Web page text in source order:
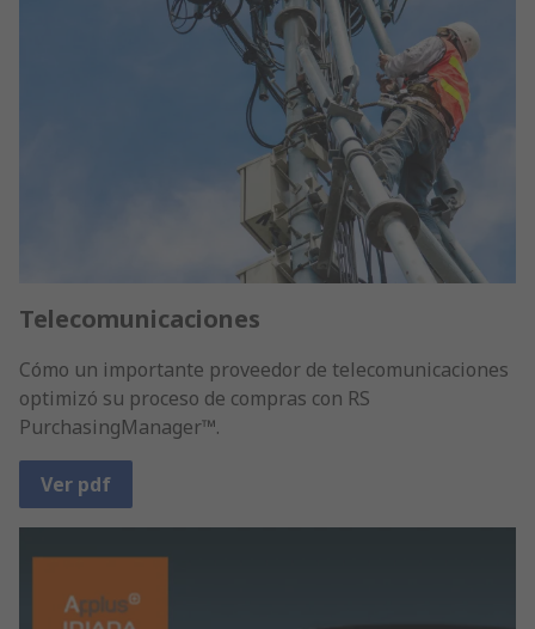
Telecomunicaciones
Cómo un importante proveedor de telecomunicaciones
optimizó su proceso de compras con RS
PurchasingManager™.
Ver pdf